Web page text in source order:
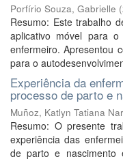
Porfírio Souza, Gabrielle (
Resumo: Este trabalho
aplicativo móvel para o
enfermeiro. Apresentou
para o
Experiência da
processo de parto e
Muñoz, Katlyn Tatiana
Resumo: O presente
experiência das
de parto e nascimento